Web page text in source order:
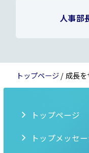
人事部
トップページ 成⻑
トップページ
トップメッセ